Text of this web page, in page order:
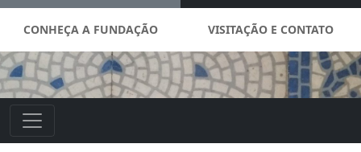
CONHEÇA A FUNDAÇÃO VISITAÇÃO E CONTATO